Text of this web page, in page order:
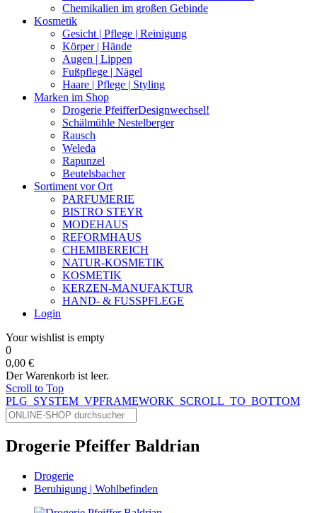
Chemikalien im großen Gebinde
Kosmetik
Gesicht | Pflege | Reinigung
Körper | Hände
Augen | Lippen
Fußpflege | Nägel
Haare | Pflege | Styling
Marken im Shop
Drogerie PfeifferDesignwechsel!
Schälmühle Nestelberger
Rausch
Weleda
Rapunzel
Beutelsbacher
Sortiment vor Ort
PARFUMERIE
BISTRO STEYR
MODEHAUS
REFORMHAUS
CHEMIBEREICH
NATUR-KOSMETIK
KOSMETIK
KERZEN-MANUFAKTUR
HAND- & FUSSPFLEGE
Login
Your wishlist is empty
0
0,00 €
Der Warenkorb ist leer.
Scroll to Top
PLG_SYSTEM_VPFRAMEWORK_SCROLL_TO_BOTTOM
Drogerie Pfeiffer Baldrian
Drogerie
Beruhigung | Wohlbefinden